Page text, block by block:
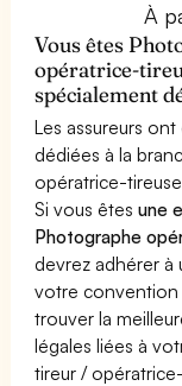
À
Vous êtes
opératrice-
spécialement
Les assureurs
dédiées à la
opératrice-
Si vous êtesune
Photographe
devrez adhérer
votre convention
trouver la
légales liées à
tireur /